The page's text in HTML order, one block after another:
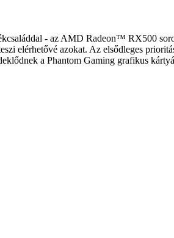
- az AMD Radeon™ RX500
elérhetővé azokat. Az elsődleges
a Phantom Gaming grafikus